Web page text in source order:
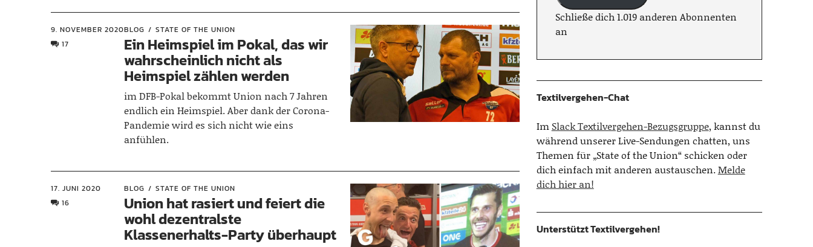
9. NOVEMBER 2020
17
BLOG STATE OF THE UNION
Ein Heimspiel im Pokal, das wir
wahrscheinlich nicht als
Heimspiel zählen werden
im DFB-Pokal bekommt Union nach 7 Jahren
endlich ein Heimspiel. Aber dank der Corona-
Pandemie wird es sich nicht wie eins
anfühlen.
17. JUNI 2020
16
BLOG STATE OF THE UNION
Union hat rasiert und feiert die
wohl dezentralste
Klassenerhalts-Party überhaupt
Schließe dich 1.019 anderen Abonnenten
an
Textilvergehen-Chat
Im Slack Textilvergehen-Bezugsgruppe, kannst du
während unserer Live-Sendungen chatten, uns
Themen für „State of the Union“ schicken oder
dich einfach mit anderen austauschen.Melde
dich hier an!
Unterstützt Textilvergehen!